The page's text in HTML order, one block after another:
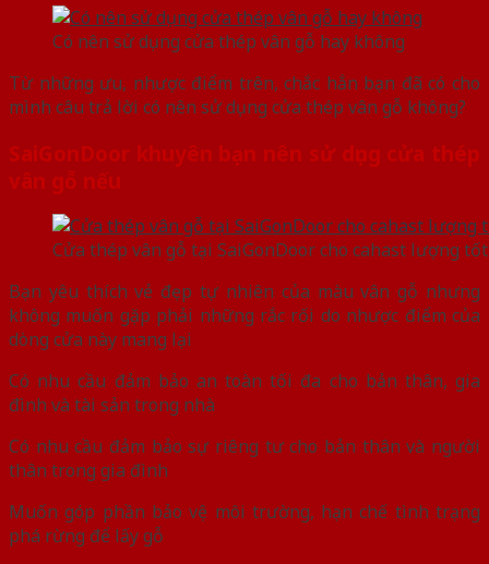
Có nên sử dụng cửa thép vân gỗ hay không
Từ những ưu, nhược điểm trên, chắc hẳn bạn đã có cho
mình câu trả lời có nên sử dụng cửa thép vân gỗ không?
SaiGonDoor khuyên bạn nên sử dụng cửa thép
vân gỗ nếu
Cửa thép vân gỗ tại SaiGonDoor cho cahast lượng
Bạn yêu thích vẻ đẹp tự nhiên của màu vân gỗ nhưng
không muốn gặp phải những rắc rối do nhược điểm của
dòng cửa này mang lại
Có nhu cầu đảm bảo an toàn tối đa cho bản thân, gia
đình và tài sản trong nhà
Có nhu cầu đảm bảo sự riêng tư cho bản thân và người
thân trong gia đình
Muốn góp phần bảo vệ môi trường, hạn chế tình trạng
phá rừng để lấy gỗ